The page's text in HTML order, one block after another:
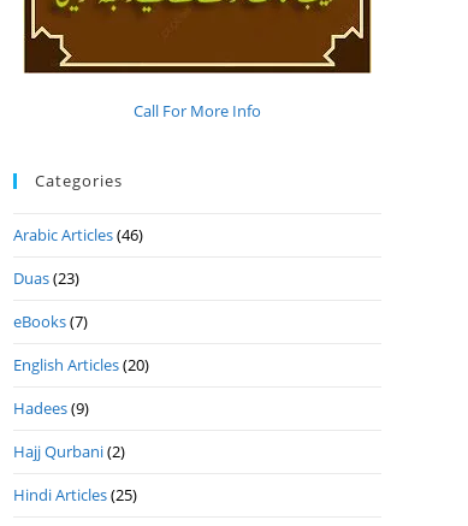
Call For More Info
Categories
Arabic Articles(46)
Duas(23)
eBooks(7)
English Articles(20)
Hadees(9)
Hajj Qurbani(2)
Hindi Articles(25)